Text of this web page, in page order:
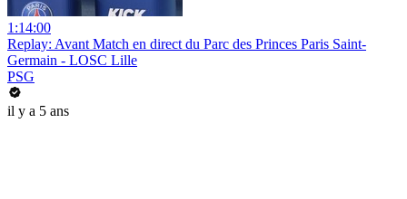
1:14:00
Replay: Avant Match en direct du Parc des Princes Paris Saint-
Germain - LOSC Lille
PSG
il y a 5 ans